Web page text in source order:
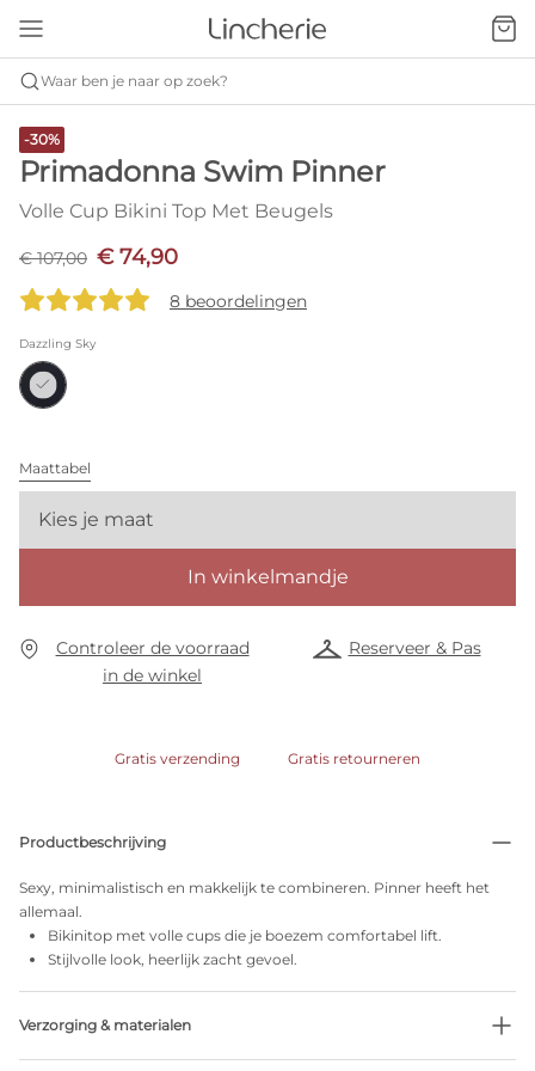
Waar ben je naar op zoek?
-30%
Primadonna Swim Pinner
Volle Cup Bikini Top Met Beugels
€ 107,00 € 74,90
8 beoordelingen
Dazzling Sky
Maattabel
Kies je maat
In winkelmandje
Controleer de voorraad
in de winkel
Reserveer & Pas
Gratis verzending Gratis retourneren
Productbeschrijving
Sexy, minimalistisch en makkelijk te combineren. Pinner heeft het
allemaal.
Bikinitop met volle cups die je boezem comfortabel lift.
Stijlvolle look, heerlijk zacht gevoel.
Verzorging & materialen